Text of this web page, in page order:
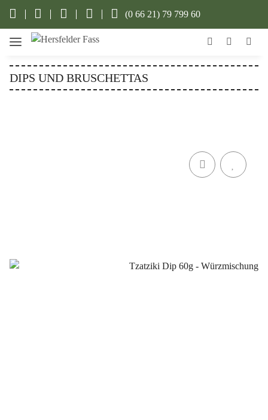
(0 66 21) 79 799 60
DIPS UND BRUSCHETTAS